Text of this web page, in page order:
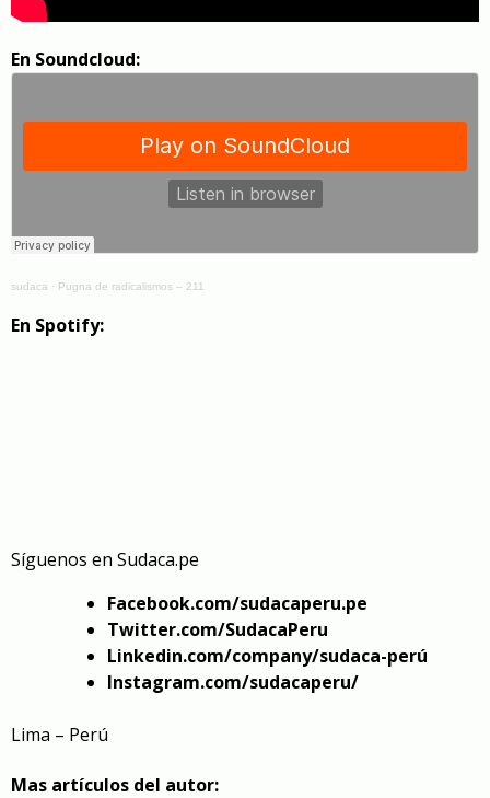
En Soundcloud:
sudaca · Pugna de radicalismos – 211
En Spotify:
Síguenos en Sudaca.pe
Facebook.com/sudacaperu.pe
Twitter.com/SudacaPeru
Linkedin.com/company/sudaca-perú
Instagram.com/sudacaperu/
Lima – Perú
Mas artículos del autor: